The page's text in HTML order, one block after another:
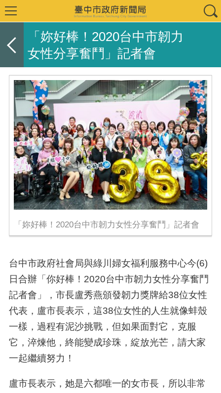
「妳好棒！2020台中市韌力
女性分享奮鬥」記者會
「妳好棒！2020台中市韌力女性分享奮鬥」記者會
台中市政府社會局與綠川婦女福利服務中心今(6)
日合辦「你好棒！2020台中市韌力女性分享奮鬥
記者會」，市長盧秀燕頒發韌力獎牌給38位女性
代表，盧市長表示，這38位女性的人生就像蚌殼
一樣，過程有泥沙挑戰，但如果面對它，克服
它，淬煉他，終能變成珍珠，綻放光芒，請大家
一起繼續努力！
盧市長表示，她是六都唯一的女市長，所以非常